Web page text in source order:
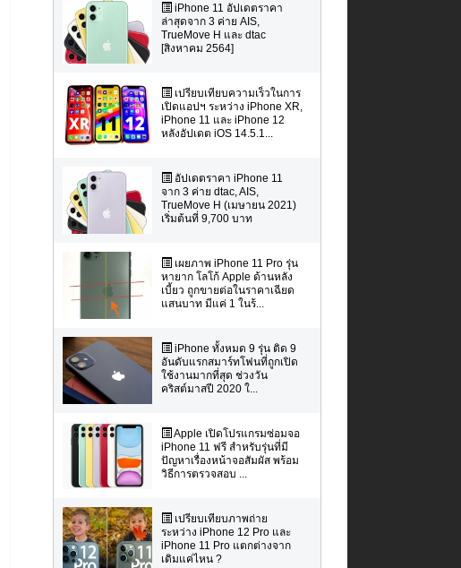
iPhone 11 อัปเดตราคา
ล่าสุดจาก 3 ค่าย AIS,
TrueMove H และ dtac
[สิงหาคม 2564]
เปรียบเทียบความเร็วในการ
เปิดแอปฯ ระหว่าง iPhone XR,
iPhone 11 และ iPhone 12
หลังอัปเดต iOS 14.5.1...
อัปเดตราคา iPhone 11
จาก 3 ค่าย dtac, AIS,
TrueMove H (เมษายน 2021)
เริ่มต้นที่ 9,700 บาท
เผยภาพ iPhone 11 Pro รุ่น
หายาก โลโก้ Apple ด้านหลัง
เบี้ยว ถูกขายต่อในราคาเฉียด
แสนบาท มีแค่ 1 ในร้...
iPhone ทั้งหมด 9 รุ่น ติด 9
อันดับแรกสมาร์ทโฟนที่ถูกเปิด
ใช้งานมากที่สุด ช่วงวัน
คริสต์มาสปี 2020 ใ...
Apple เปิดโปรแกรมซ่อมจอ
iPhone 11 ฟรี สำหรับรุ่นที่มี
ปัญหาเรื่องหน้าจอสัมผัส พร้อม
วิธีการตรวจสอบ ...
เปรียบเทียบภาพถ่าย
ระหว่าง iPhone 12 Pro และ
iPhone 11 Pro แตกต่างจาก
เดิมแค่ไหน ?